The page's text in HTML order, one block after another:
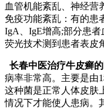
血管机能紊乱、神经营
免疫功能紊乱：有的患
IgA、IgE增高;部分患
荧光技术测到患者表皮
长春中医治疗牛皮癣
病率非常高。主要是由
这种菌是正常人体皮肤
情况下才能使人患病。